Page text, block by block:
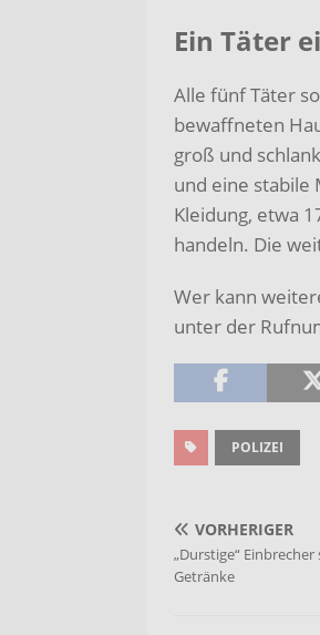
Ein Täter
Alle fünf Täter
bewaffneten
groß und
und eine stabile
Kleidung, etwa
handeln. Die
Wer kann
unter der
POLIZEI
VORHERIGER
„Durstige“
Getränke